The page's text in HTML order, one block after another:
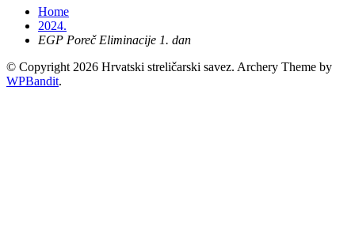
Home
2024.
EGP Poreč Eliminacije 1. dan
© Copyright 2026 Hrvatski streličarski savez. Archery Theme by
WPBandit.